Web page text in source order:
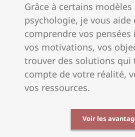
Grâce à certains modèles
psychologie, je vous aide
comprendre vos
vos motivations, vos
trouver des solutions qui
compte de votre réalité,
vos ressources.
Voir les